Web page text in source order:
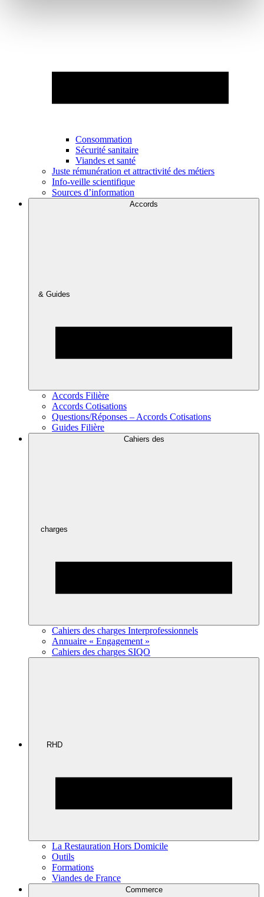
Consommation
Sécurité sanitaire
Viandes et santé
Juste rémunération et attractivité des métiers
Info-veille scientifique
Sources d’information
Accords
& Guides
Accords Filière
Accords Cotisations
Questions/Réponses – Accords Cotisations
Guides Filière
Cahiers des
charges
Cahiers des charges Interprofessionnels
Annuaire « Engagement »
Cahiers des charges SIQO
RHD
La Restauration Hors Domicile
Outils
Formations
Viandes de France
Commerce